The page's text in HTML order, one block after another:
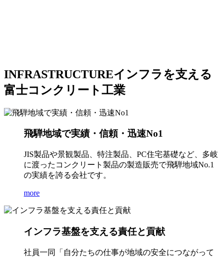
INFRASTRUCTUREインフラを支える
富士コンクリート工業
飛騨地域で実績・信頼・迅速No1
JIS製品や景観製品、特注製品、PC住宅基礎など、多岐
に渡ったコンクリート製品の製造販売で飛騨地域No.1
の実績を誇る会社です。
more
インフラ基盤を支える責任と貢献
社員一同「自分たちの仕事が地域の安全につながって